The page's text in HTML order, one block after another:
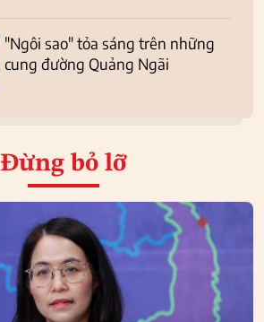
"Ngôi sao" tỏa sáng trên những
cung đường Quảng Ngãi
Đừng bỏ lỡ